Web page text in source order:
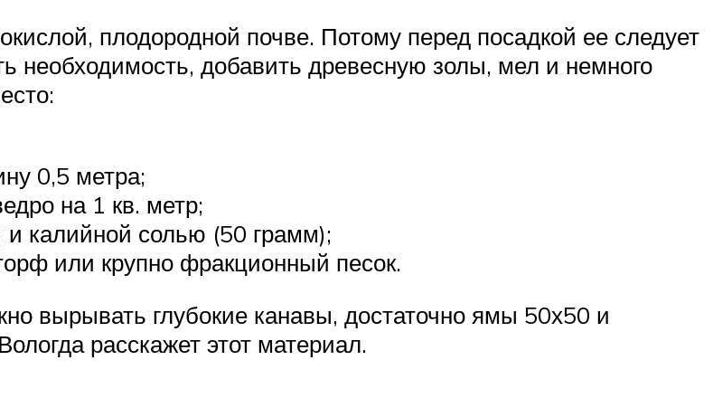
плодородной почве. Потому перед посадкой ее следует
необходимость, добавить древесную золы, мел и немного
0,5 метра;
на 1 кв. метр;
калийной солью (50 грамм);
или крупно фракционный песок.
вырывать глубокие канавы, достаточно ямы 50х50 и
расскажет этот материал.